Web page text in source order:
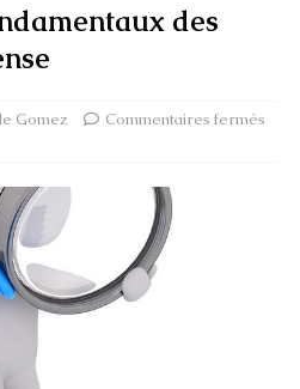
des
Gomez Commentaires fermés